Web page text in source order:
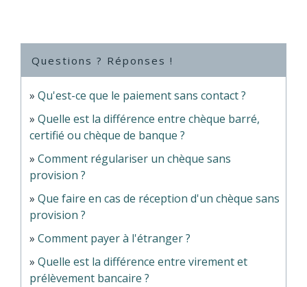
Questions ? Réponses !
Qu'est-ce que le paiement sans contact ?
Quelle est la différence entre chèque barré,
certifié ou chèque de banque ?
Comment régulariser un chèque sans
provision ?
Que faire en cas de réception d'un chèque sans
provision ?
Comment payer à l'étranger ?
Quelle est la différence entre virement et
prélèvement bancaire ?